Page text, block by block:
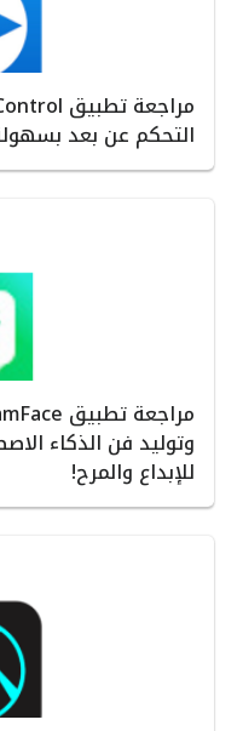
التحكم عن بعد
وتوليد فن الذكاء
للإبداع والمرح!